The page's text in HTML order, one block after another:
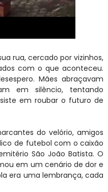
rua, cercado por vizinhos,
com o que aconteceu.
Mães abraçavam
em silêncio, tentando
em roubar o futuro de
do velório, amigos
de futebol com o caixão
São João Batista. O
em um cenário de dor e
era uma lembrança, cada